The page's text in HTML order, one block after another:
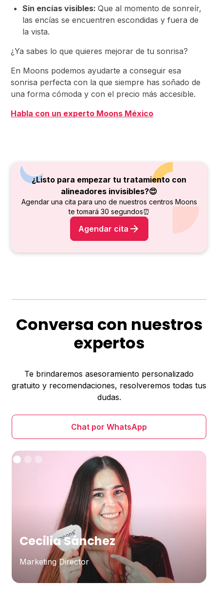
Sin encías visibles:Que al momento de sonreír,
las encías se encuentren escondidas y fuera de
la vista.
¿Ya sabes lo que quieres mejorar de tu sonrisa?
En Moons podemos ayudarte a conseguir esa
sonrisa perfecta con la que siempre has soñado de
una forma cómoda y con el precio más accesible.
Habla con un experto Moons México
¿Listo para empezar tu tratamiento con
alineadores invisibles?😍
Agendar una cita para uno de nuestros centros Moons
te tomará 30 segundos⏰
Agendar cita
Conversa con nuestros
expertos
Te brindaremos asesoramiento personalizado
gratuito y recomendaciones, resolveremos todas tus
dudas.
Chat por WhatsApp
Cecilia Sánchez
Marketing Director